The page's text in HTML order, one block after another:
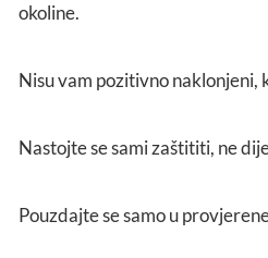
okoline.
Nisu vam pozitivno naklonjeni,
Nastojte se sami zaštititi, ne
Pouzdajte se samo u